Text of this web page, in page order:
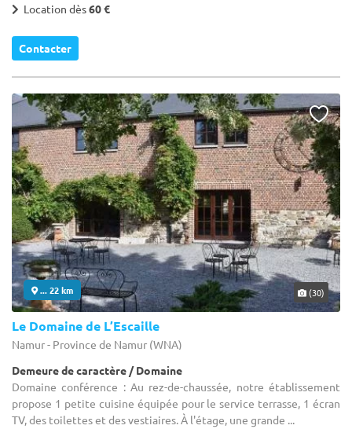
Location dès60 €
Contacter
... 22 km (30)
Le Domaine de L’Escaille
Namur - Province de Namur (WNA)
Demeure de caractère / Domaine
Domaine conférence : Au rez-de-chaussée, notre établissement
propose 1 petite cuisine équipée pour le service terrasse, 1 écran
TV, des toilettes et des vestiaires. À l'étage, une grande ...